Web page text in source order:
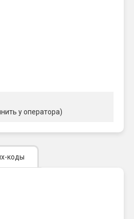
у оператора)
коды